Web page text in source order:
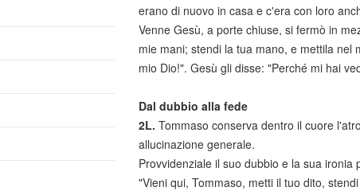
erano di nuovo in casa e c'era con loro
Venne Gesù, a porte chiuse, si fermò in
mie mani; stendi la tua mano, e mettila nel
mio Dio!". Gesù gli disse: "Perché mi hai
Dal dubbio alla fede
2L. Tommaso conserva dentro il cuore
allucinazione generale.
Provvidenziale il suo dubbio e la sua
"Vieni qui, Tommaso, metti il tuo dito,